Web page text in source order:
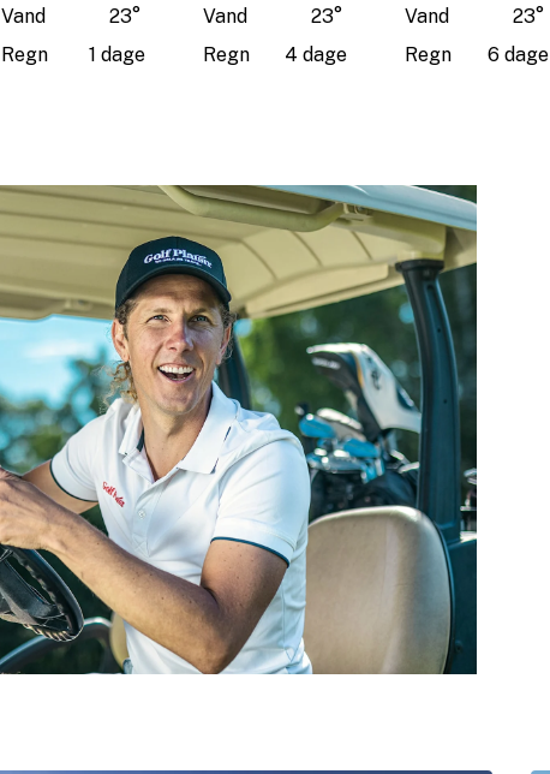
Vand
23°
Regn
1 dage
Vand
23°
Regn
4 dage
Vand
23°
Regn
6 dage